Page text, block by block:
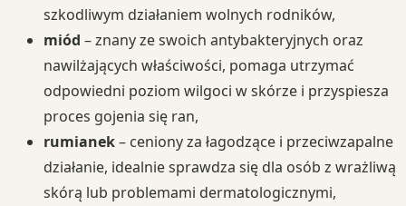
szkodliwym działaniem wolnych rodników,
miód – znany ze swoich antybakteryjnych oraz
nawilżających właściwości, pomaga utrzymać
odpowiedni poziom wilgoci w skórze i przyspiesza
proces gojenia się ran,
rumianek– ceniony za łagodzące i przeciwzapalne
działanie, idealnie sprawdza się dla osób z wrażliwą
skórą lub problemami dermatologicznymi,